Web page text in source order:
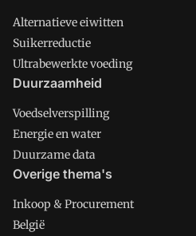
Alternatieve eiwitten
Suikerreductie
Ultrabewerkte voeding
Duurzaamheid
Voedselverspilling
Energie en water
Duurzame data
Overige thema's
Inkoop & Procurement
België